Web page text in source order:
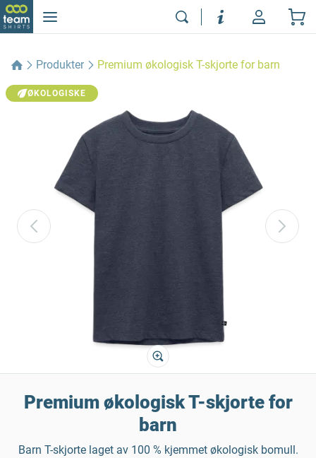
Produkter Premium økologisk T-skjorte for barn
ØKOLOGISKE
Premium økologisk T-skjorte for
barn
Barn T-skjorte laget av 100 % kjemmet økologisk bomull.